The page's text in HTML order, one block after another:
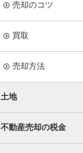
売却のコツ
買取
売却方法
土地
不動産売却の税金